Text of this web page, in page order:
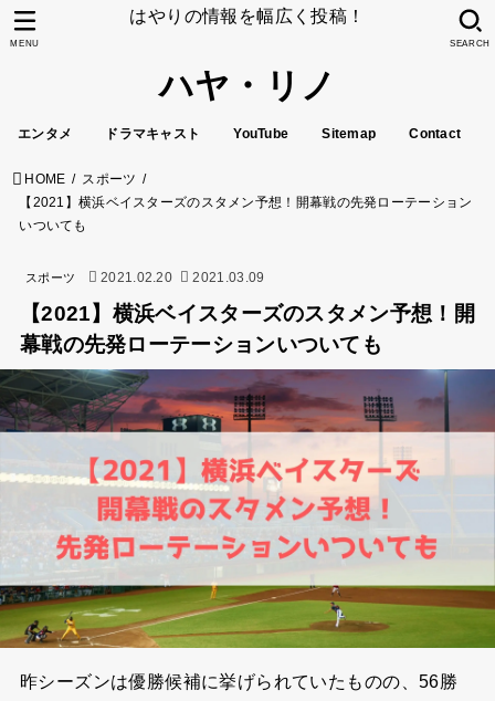
はやりの情報を幅広く投稿！
ハヤ・リノ
エンタメ ドラマキャスト YouTube Sitemap Contact
SEARCH
MENU
HOME
スポーツ
【2021】横浜ベイスターズのスタメン予想！開幕戦の先発ローテーション
いついても
スポーツ 2021.02.20 2021.03.09
【2021】横浜ベイスターズのスタメン予想！開
幕戦の先発ローテーションいついても
昨シーズンは優勝候補に挙げられていたものの、56勝